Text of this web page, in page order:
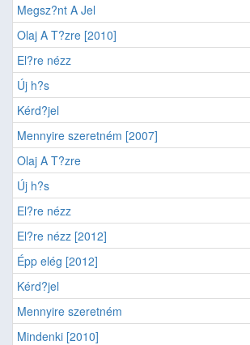
Megsz?nt A Jel
Olaj A T?zre [2010]
El?re nézz
Új h?s
Kérd?jel
Mennyire szeretném [2007]
Olaj A T?zre
Új h?s
El?re nézz
El?re nézz [2012]
Épp elég [2012]
Kérd?jel
Mennyire szeretném
Mindenki [2010]